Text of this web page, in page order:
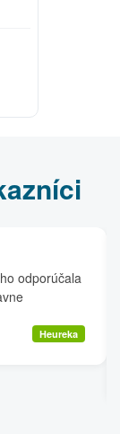
odporúčala
Heureka